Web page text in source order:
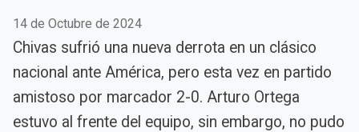
14 de Octubre de 2024
Chivas sufrió una nueva derrota en un clásico
nacional ante América, pero esta vez en partido
amistoso por marcador 2-0. Arturo Ortega
estuvo al frente del equipo, sin embargo, no pudo